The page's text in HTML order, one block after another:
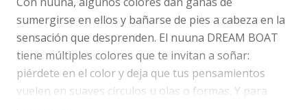
sumergirse en ellos y bañarse de pies a cabeza en la
sensación que desprenden. El nuuna DREAM BOAT
tiene múltiples colores que te invitan a soñar:
piérdete en el color y deja que tus pensamientos
vuelen en suaves círculos u olas o formas. Y para